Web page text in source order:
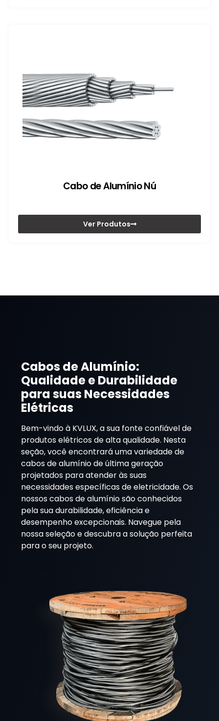
Cabo de Alumínio Nú
Ver Produtos
Cabos de Alumínio:
Qualidade e Durabilidade
para suas Necessidades
Elétricas
Bem-vindo à KVLUX, a sua fonte confiável de
produtos elétricos de alta qualidade. Nesta
seção, você encontrará uma variedade de
cabos de alumínio de última geração
projetados para atender às suas
necessidades específicas de eletricidade. Os
nossos cabos de alumínio são conhecidos
pela sua durabilidade, eficiência e
desempenho excepcionais. Navegue pela
nossa seleção e descubra a solução perfeita
para o seu projeto.